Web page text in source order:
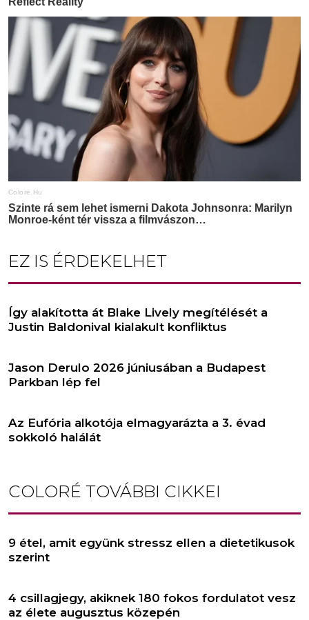
EZ IS ÉRDEKELHET
Így alakította át Blake Lively megítélését a
Justin Baldonival kialakult konfliktus
Jason Derulo 2026 júniusában a Budapest
Parkban lép fel
Az Eufória alkotója elmagyarázta a 3. évad
sokkoló halálát
COLORÉ TOVÁBBI CIKKEI
9 étel, amit együnk stressz ellen a dietetikusok
szerint
4 csillagjegy, akiknek 180 fokos fordulatot vesz
az élete augusztus közepén